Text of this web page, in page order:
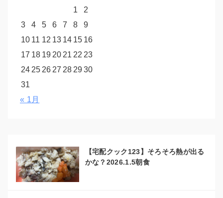
1
2
3
4 5 6 7 8
9
10 11 12 13 14 15 16
17 18 19 20 21 22 23
24 25 26 27 28 2930
31
« 1月
【宅配クック123】そろそろ熱が出る
かな？2026.1.5朝食